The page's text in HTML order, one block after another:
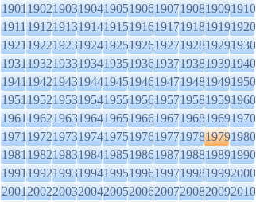
1901190219031904190519061907190819091910
1911191219131914191519161917191819191920
1921192219231924192519261927192819291930
1931193219331934193519361937193819391940
1941194219431944194519461947194819491950
1951195219531954195519561957195819591960
1961196219631964196519661967196819691970
1971197219731974197519761977197819791980
1981198219831984198519861987198819891990
1991199219931994199519961997199819992000
2001200220032004200520062007200820092010